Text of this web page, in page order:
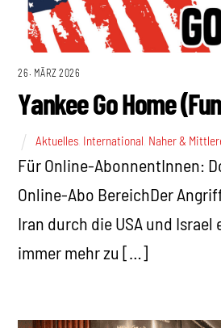
26. MÄRZ 2026
Yankee Go Home
Aktuelles International Naher &
Für Online-AbonnentInnen:
Online-Abo BereichDer
Iran durch die USA und
immer mehr zu […]